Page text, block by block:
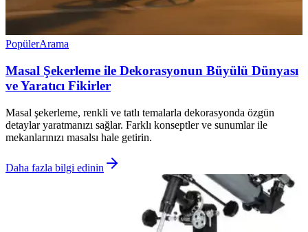
PopülerArama
Masal Şekerleme ile Dekorasyonun Büyülü Dünyası
ve Yaratıcı Fikirler
Masal şekerleme, renkli ve tatlı temalarla dekorasyonda özgün
detaylar yaratmanızı sağlar. Farklı konseptler ve sunumlar ile
mekanlarınızı masalsı hale getirin.
Daha fazla bilgi edinin